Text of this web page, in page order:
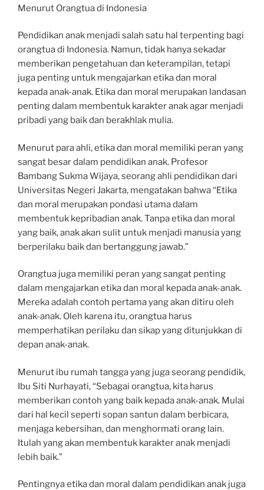
Menurut Orangtua di Indonesia
Pendidikan anak menjadi salah satu hal terpenting bagi
orangtua di Indonesia. Namun, tidak hanya sekadar
memberikan pengetahuan dan keterampilan, tetapi
juga penting untuk mengajarkan etika dan moral
kepada anak-anak. Etika dan moral merupakan landasan
penting dalam membentuk karakter anak agar menjadi
pribadi yang baik dan berakhlak mulia.
Menurut para ahli, etika dan moral memiliki peran yang
sangat besar dalam pendidikan anak. Profesor
Bambang Sukma Wijaya, seorang ahli pendidikan dari
Universitas Negeri Jakarta, mengatakan bahwa “Etika
dan moral merupakan pondasi utama dalam
membentuk kepribadian anak. Tanpa etika dan moral
yang baik, anak akan sulit untuk menjadi manusia yang
berperilaku baik dan bertanggung jawab.”
Orangtua juga memiliki peran yang sangat penting
dalam mengajarkan etika dan moral kepada anak-anak.
Mereka adalah contoh pertama yang akan ditiru oleh
anak-anak. Oleh karena itu, orangtua harus
memperhatikan perilaku dan sikap yang ditunjukkan di
depan anak-anak.
Menurut ibu rumah tangga yang juga seorang pendidik,
Ibu Siti Nurhayati, “Sebagai orangtua, kita harus
memberikan contoh yang baik kepada anak-anak. Mulai
dari hal kecil seperti sopan santun dalam berbicara,
menjaga kebersihan, dan menghormati orang lain.
Itulah yang akan membentuk karakter anak menjadi
lebih baik.”
Pentingnya etika dan moral dalam pendidikan anak juga